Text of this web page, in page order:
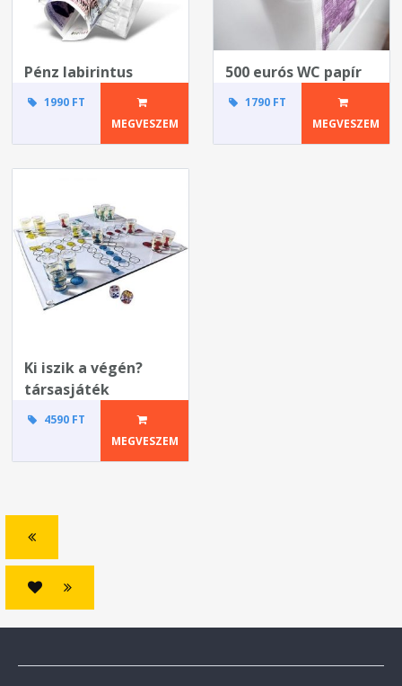
Pénz labirintus
1990 FT
MEGVESZEM
500 eurós WC papír
1790 FT
MEGVESZEM
Ki iszik a végén?
társasjáték
4590 FT
MEGVESZEM